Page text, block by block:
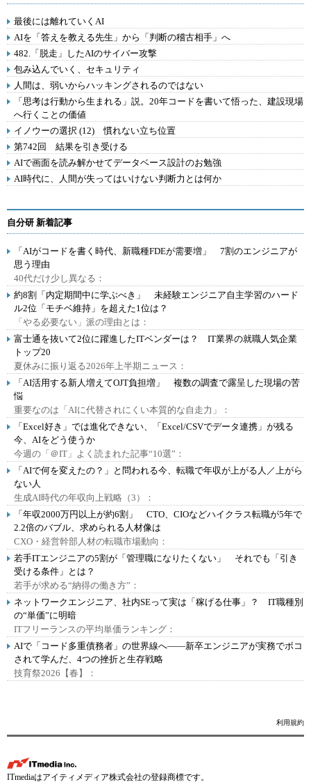
最後には離れていくAI
AIを「答えを教える先生」から「判断の稽古相手」へ
482.「脱走」したAIのサイバー攻撃
包み込んでいく、セキュリティ
人間は、弱いからハッキングされるのではない
「思考は行動から生まれる」説。20年コードを書いて悟った、建設現場
へ行くことの価値
イノウーの選択 (12) 慣れない立ち位置
第742回 結果を引き受ける
AIで画面を読み解かせてデータベース設計のお勉強
AI時代に、人間が失ってはいけない判断力とは何か
自分研 新着記事
「AIがコードを書く時代、新職種FDEが需要増」 7割のエンジニアが
思う理由
40代だけ少し異なる：
約8割「内定期間中に学ぶべき」 未経験エンジニア自主学習のハード
ル2位「モチベ維持」を超えた1位は？
「やる必要ない」派の理由とは：
富士通を抜いて2位に躍進したITベンダーは？ IT業界の就職人気企業
トップ20
夏休みに振り返る2026年上半期ニュース：
「AI活用する新人増えてOJT負担増」 複数の調査で露呈した現場の苦
悩
重要なのは「AIに代替されにくい本質的な自走力」：
「Excel好き」では進化できない、「Excel/CSVでデータ連携」が残る
今、AIをどう使うか
今週の「＠IT」よく読まれた記事“10選”：
「AIで何を変えたの？」と問われる今、転職で年収が上がる人／上がら
ない人
生成AI時代の年収向上戦略（3）：
「年収2000万円以上が約6割」 CTO、CIOなどハイクラス転職が5年で
2.2倍のバブル、求められる人材像は
CXO・経営幹部人材の転職市場動向：
若手ITエンジニアの5割が「管理職になりたくない」 それでも「引き
受ける条件」とは？
若手が求める“納得の働き方”：
ネットワークエンジニア、社内SEって実は「稼げる仕事」？ IT職種別
の“単価”に明暗
ITフリーランスの平均単価ランキング：
AIで「コード多重債務者」の世界線へ――新卒エンジニアが実務でボコ
されて学んだ、4つの挫折と生存戦略
技育祭2026【春】：
利用規約
ITmediaはアイティメディア株式会社の登録商標です。